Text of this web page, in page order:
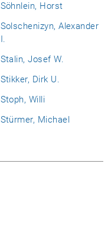
Söhnlein, Horst
Solschenizyn, Alexander
I.
Stalin, Josef W.
Stikker, Dirk U.
Stoph, Willi
Stürmer, Michael